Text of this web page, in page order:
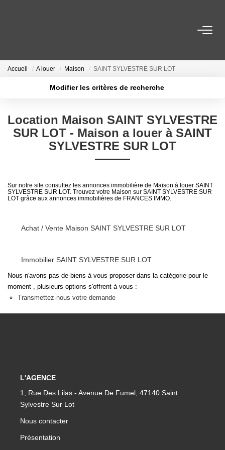
ESTIMATION
CONTACT
Accueil A louer Maison SAINT SYLVESTRE SUR LOT
Modifier les critères de recherche
Type de bien
Budget max Plus de critères
Location Maison SAINT SYLVESTRE
SUR LOT - Maison a louer à SAINT
SYLVESTRE SUR LOT
Sur notre site consultez les annonces immobilière de Maison à louer SAINT
SYLVESTRE SUR LOT. Trouvez votre Maison sur SAINT SYLVESTRE SUR
LOT grâce aux annonces immobilières de FRANCES IMMO.
Achat / Vente Maison SAINT SYLVESTRE SUR LOT
Immobilier SAINT SYLVESTRE SUR LOT
Nous n'avons pas de biens à vous proposer dans la catégorie pour le
moment , plusieurs options s'offrent à vous :
Transmettez-nous votre demande
L'AGENCE
1, Rue Des Lilas - Avenue De Fumel, 47140 Saint
Sylvestre Sur Lot
Nous contacter
Présentation